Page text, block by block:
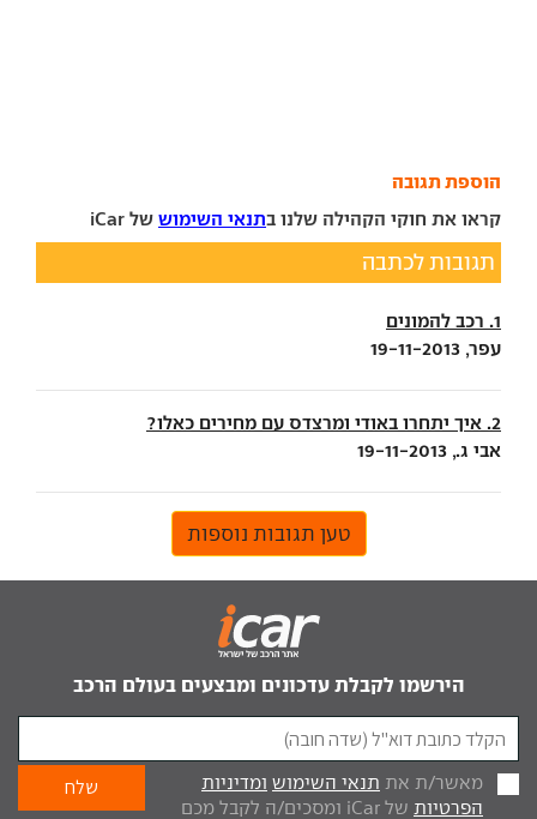
הוספת תגובה
קראו את חוקי הקהילה שלנו בתנאי השימוש של iCar
תגובות לכתבה
1. רכב להמונים
עפר, 19-11-2013
2. איך יתחרו באודי ומרצדס עם מחירים כאלו?
אבי ג., 19-11-2013
טען תגובות נוספות
הירשמו לקבלת עדכונים ומבצעים בעולם הרכב
מאשר/ת את תנאי השימוש ומדיניות
הפרטיות
של iCar ומסכים/ה לקבל מכם